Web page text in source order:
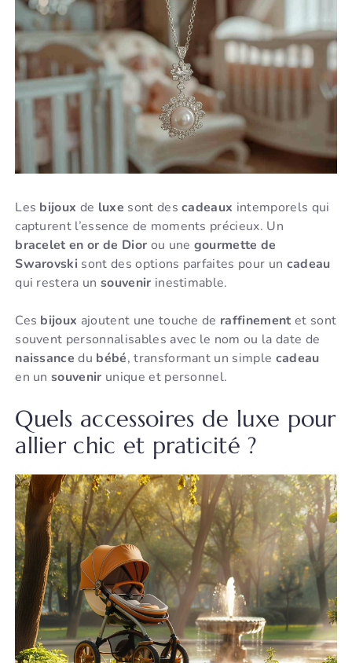
Les bijoux de luxe sont descadeaux intemporels qui
capturent l’essence de moments précieux. Un
bracelet en or de Dior ou une gourmette de
Swarovski sont des options parfaites pour un cadeau
qui restera un souvenir inestimable.
Ces bijoux ajoutent une touche de raffinement et sont
souvent personnalisables avec le nom ou la date de
naissance du bébé, transformant un simple cadeau
en unsouvenir unique et personnel.
Quels accessoires de luxe pour
allier chic et praticité ?